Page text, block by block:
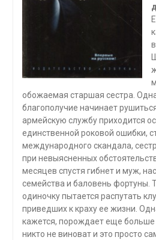
обожаемая старшая сестра.
благополучие начинает
армейскую службу приходится
единственной роковой ошибки,
международного скандала,
при невыясненных
месяцев спустя гибнет и муж,
семейства и баловень фортуны.
одиночку пытается распутать
приведших к краху ее жизни.
кажется, порождает еще больше
никто не виноват и это просто